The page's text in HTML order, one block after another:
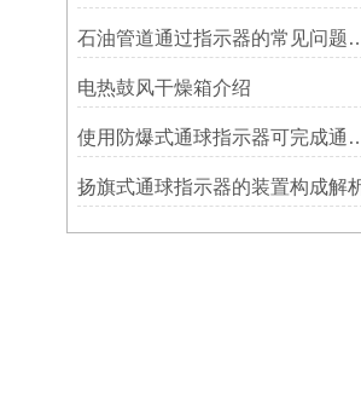
石油管道通过指示器的
电热鼓风干燥箱介绍
使用防爆式通球指示器
扬旗式通球指示器的装置构成解